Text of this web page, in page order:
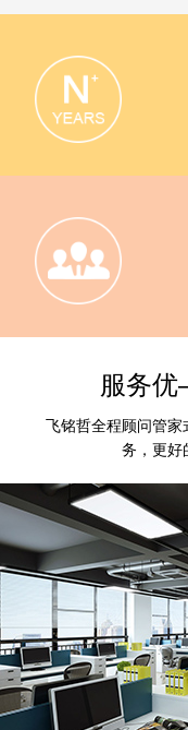
服务
飞铭哲全程顾问管家
务，更好